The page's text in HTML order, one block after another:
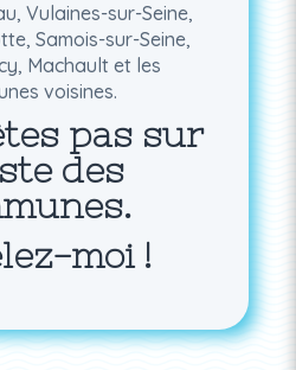
Vulaines-sur-Seine,
Samois-sur-Seine,
Machault et les
voisines.
pas sur
des
moi !